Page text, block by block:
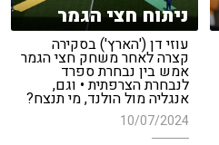
ניתוח חצי הגמר
עוזי דן ('הארץ') בסקירה
קצרה לאחר משחק חצי הגמר
אמש בין נבחרת ספרד
לנבחרת הצרפתית • וגם,
אנגליה מול הולנד, מי תנצח?
10/07/2024